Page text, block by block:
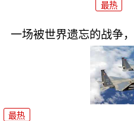
最热
一场被世界遗忘的战争
最热